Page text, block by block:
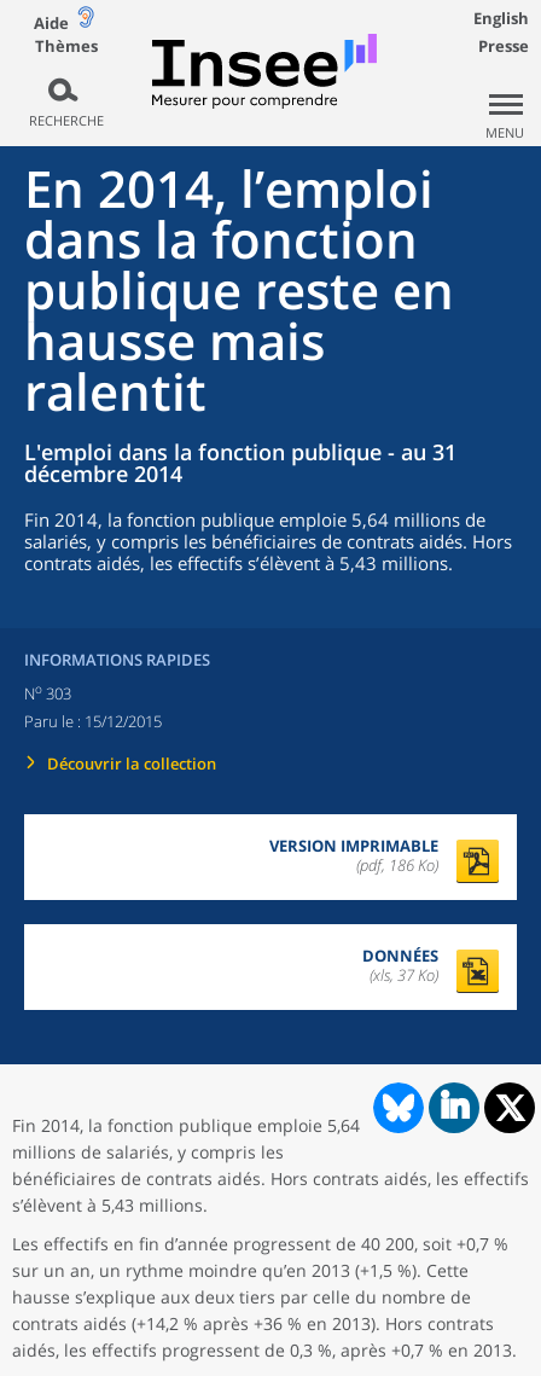
Aide
Thèmes
RECHERCHE
English
Presse
MENU
En 2014, l’emploi
dans la fonction
publique reste en
hausse mais
ralentit
L'emploi dans la fonction publique - au 31
décembre 2014
Fin 2014, la fonction publique emploie 5,64 millions de
salariés, y compris les bénéficiaires de contrats aidés. Hors
contrats aidés, les effectifs s’élèvent à 5,43 millions.
INFORMATIONS RAPIDES
No 303
Paru le : 15/12/2015
Découvrir la collection
VERSION IMPRIMABLE
(pdf, 186 Ko)
DONNÉES
(xls, 37 Ko)
Fin 2014, la fonction publique emploie 5,64
millions de salariés, y compris les
bénéficiaires de contrats aidés. Hors contrats aidés, les effectifs
s’élèvent à 5,43 millions.
Les effectifs en fin d’année progressent de 40 200, soit +0,7 %
sur un an, un rythme moindre qu’en 2013 (+1,5 %). Cette
hausse s’explique aux deux tiers par celle du nombre de
contrats aidés (+14,2 % après +36 % en 2013). Hors contrats
aidés, les effectifs progressent de 0,3 %, après +0,7 % en 2013.